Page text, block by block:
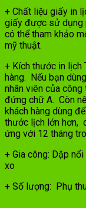
+ Chất liệu giấy in
giấy được sử dụng
có thể tham khảo
mỹ thuật.
+ Kích thước in lịch
hàng. Nếu bạn
nhân viên của
đứng chữ A. Còn
khách hàng dùng
thước lịch lớn hơn,
ứng với 12 tháng
+ Gia công: Dập
xo
+ Số lượng: Phụ